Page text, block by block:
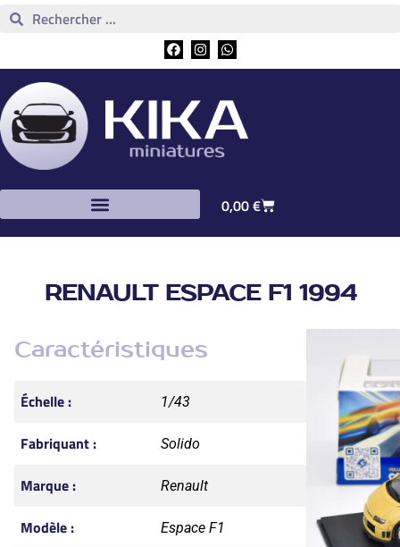
0,00€
RENAULT ESPACE F1 1994
Caractéristiques
Échelle : 1/43
Fabriquant : Solido
Marque : Renault
Modèle : Espace F1